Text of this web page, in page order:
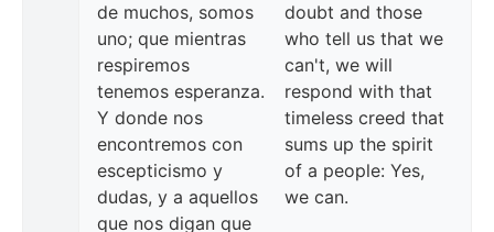
de muchos, somos
uno; que mientras
respiremos
tenemos esperanza.
Y donde nos
encontremos con
escepticismo y
dudas, y a aquellos
que nos digan que
doubt and those
who tell us that we
can't, we will
respond with that
timeless creed that
sums up the spirit
of a people: Yes,
we can.